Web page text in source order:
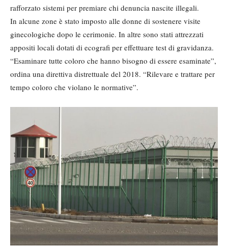
rafforzato sistemi per premiare chi denuncia nascite illegali.
In alcune zone è stato imposto alle donne di sostenere visite
ginecologiche dopo le cerimonie. In altre sono stati attrezzati
appositi locali dotati di ecografi per effettuare test di gravidanza.
“Esaminare tutte coloro che hanno bisogno di essere esaminate”,
ordina una direttiva distrettuale del 2018. “Rilevare e trattare per
tempo coloro che violano le normative”.